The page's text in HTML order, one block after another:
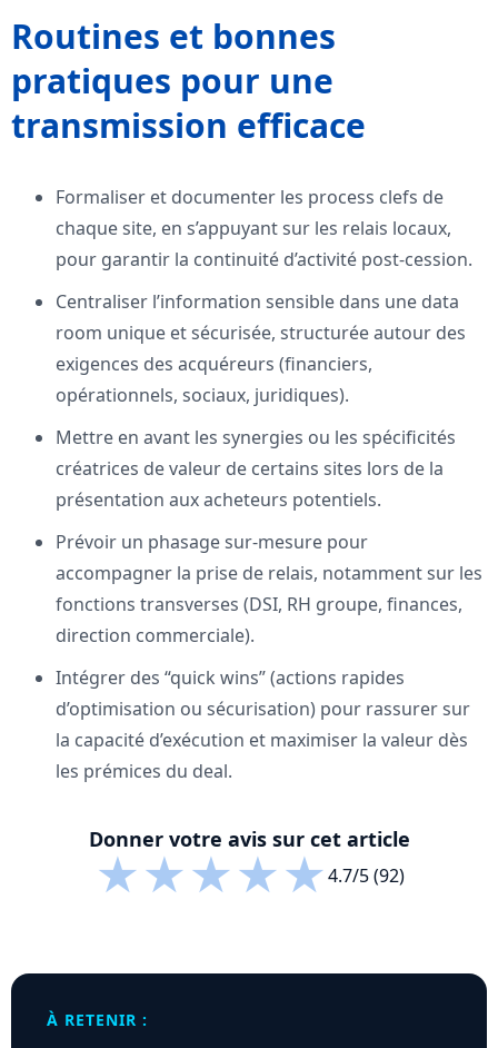
Routines et bonnes
pratiques pour une
transmission efficace
Formaliser et documenter les process clefs de
chaque site, en s’appuyant sur les relais locaux,
pour garantir la continuité d’activité post-cession.
Centraliser l’information sensible dans une data
room unique et sécurisée, structurée autour des
exigences des acquéreurs (financiers,
opérationnels, sociaux, juridiques).
Mettre en avant les synergies ou les spécificités
créatrices de valeur de certains sites lors de la
présentation aux acheteurs potentiels.
Prévoir un phasage sur-mesure pour
accompagner la prise de relais, notamment sur les
fonctions transverses (DSI, RH groupe, finances,
direction commerciale).
Intégrer des “quick wins” (actions rapides
d’optimisation ou sécurisation) pour rassurer sur
la capacité d’exécution et maximiser la valeur dès
les prémices du deal.
Donner votre avis sur cet article
★★★★★4.7/5 (92)
À RETENIR :